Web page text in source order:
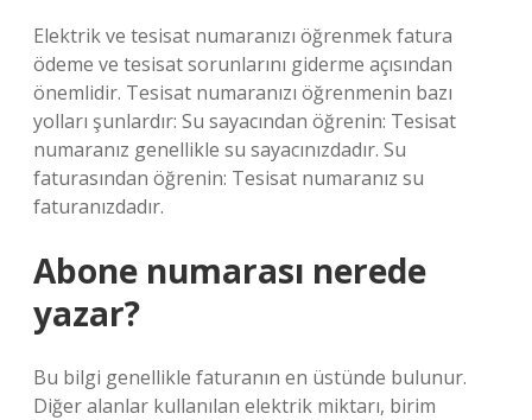
Elektrik ve tesisat numaranızı öğrenmek fatura
ödeme ve tesisat sorunlarını giderme açısından
önemlidir. Tesisat numaranızı öğrenmenin bazı
yolları şunlardır: Su sayacından öğrenin: Tesisat
numaranız genellikle su sayacınızdadır. Su
faturasından öğrenin: Tesisat numaranız su
faturanızdadır.
Abone numarası nerede
yazar?
Bu bilgi genellikle faturanın en üstünde bulunur.
Diğer alanlar kullanılan elektrik miktarı, birim